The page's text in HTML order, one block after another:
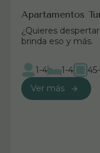
Apartamentos
¿Quieres
brinda eso y más.
1-4 1-4
Ver más